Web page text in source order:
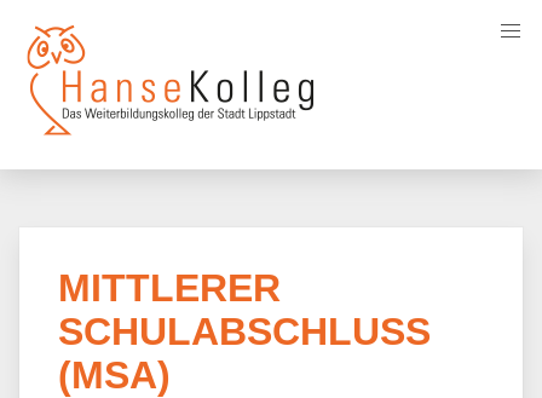
zum
Inhalt
MITTLERER
SCHULABSCHLUSS
(MSA)